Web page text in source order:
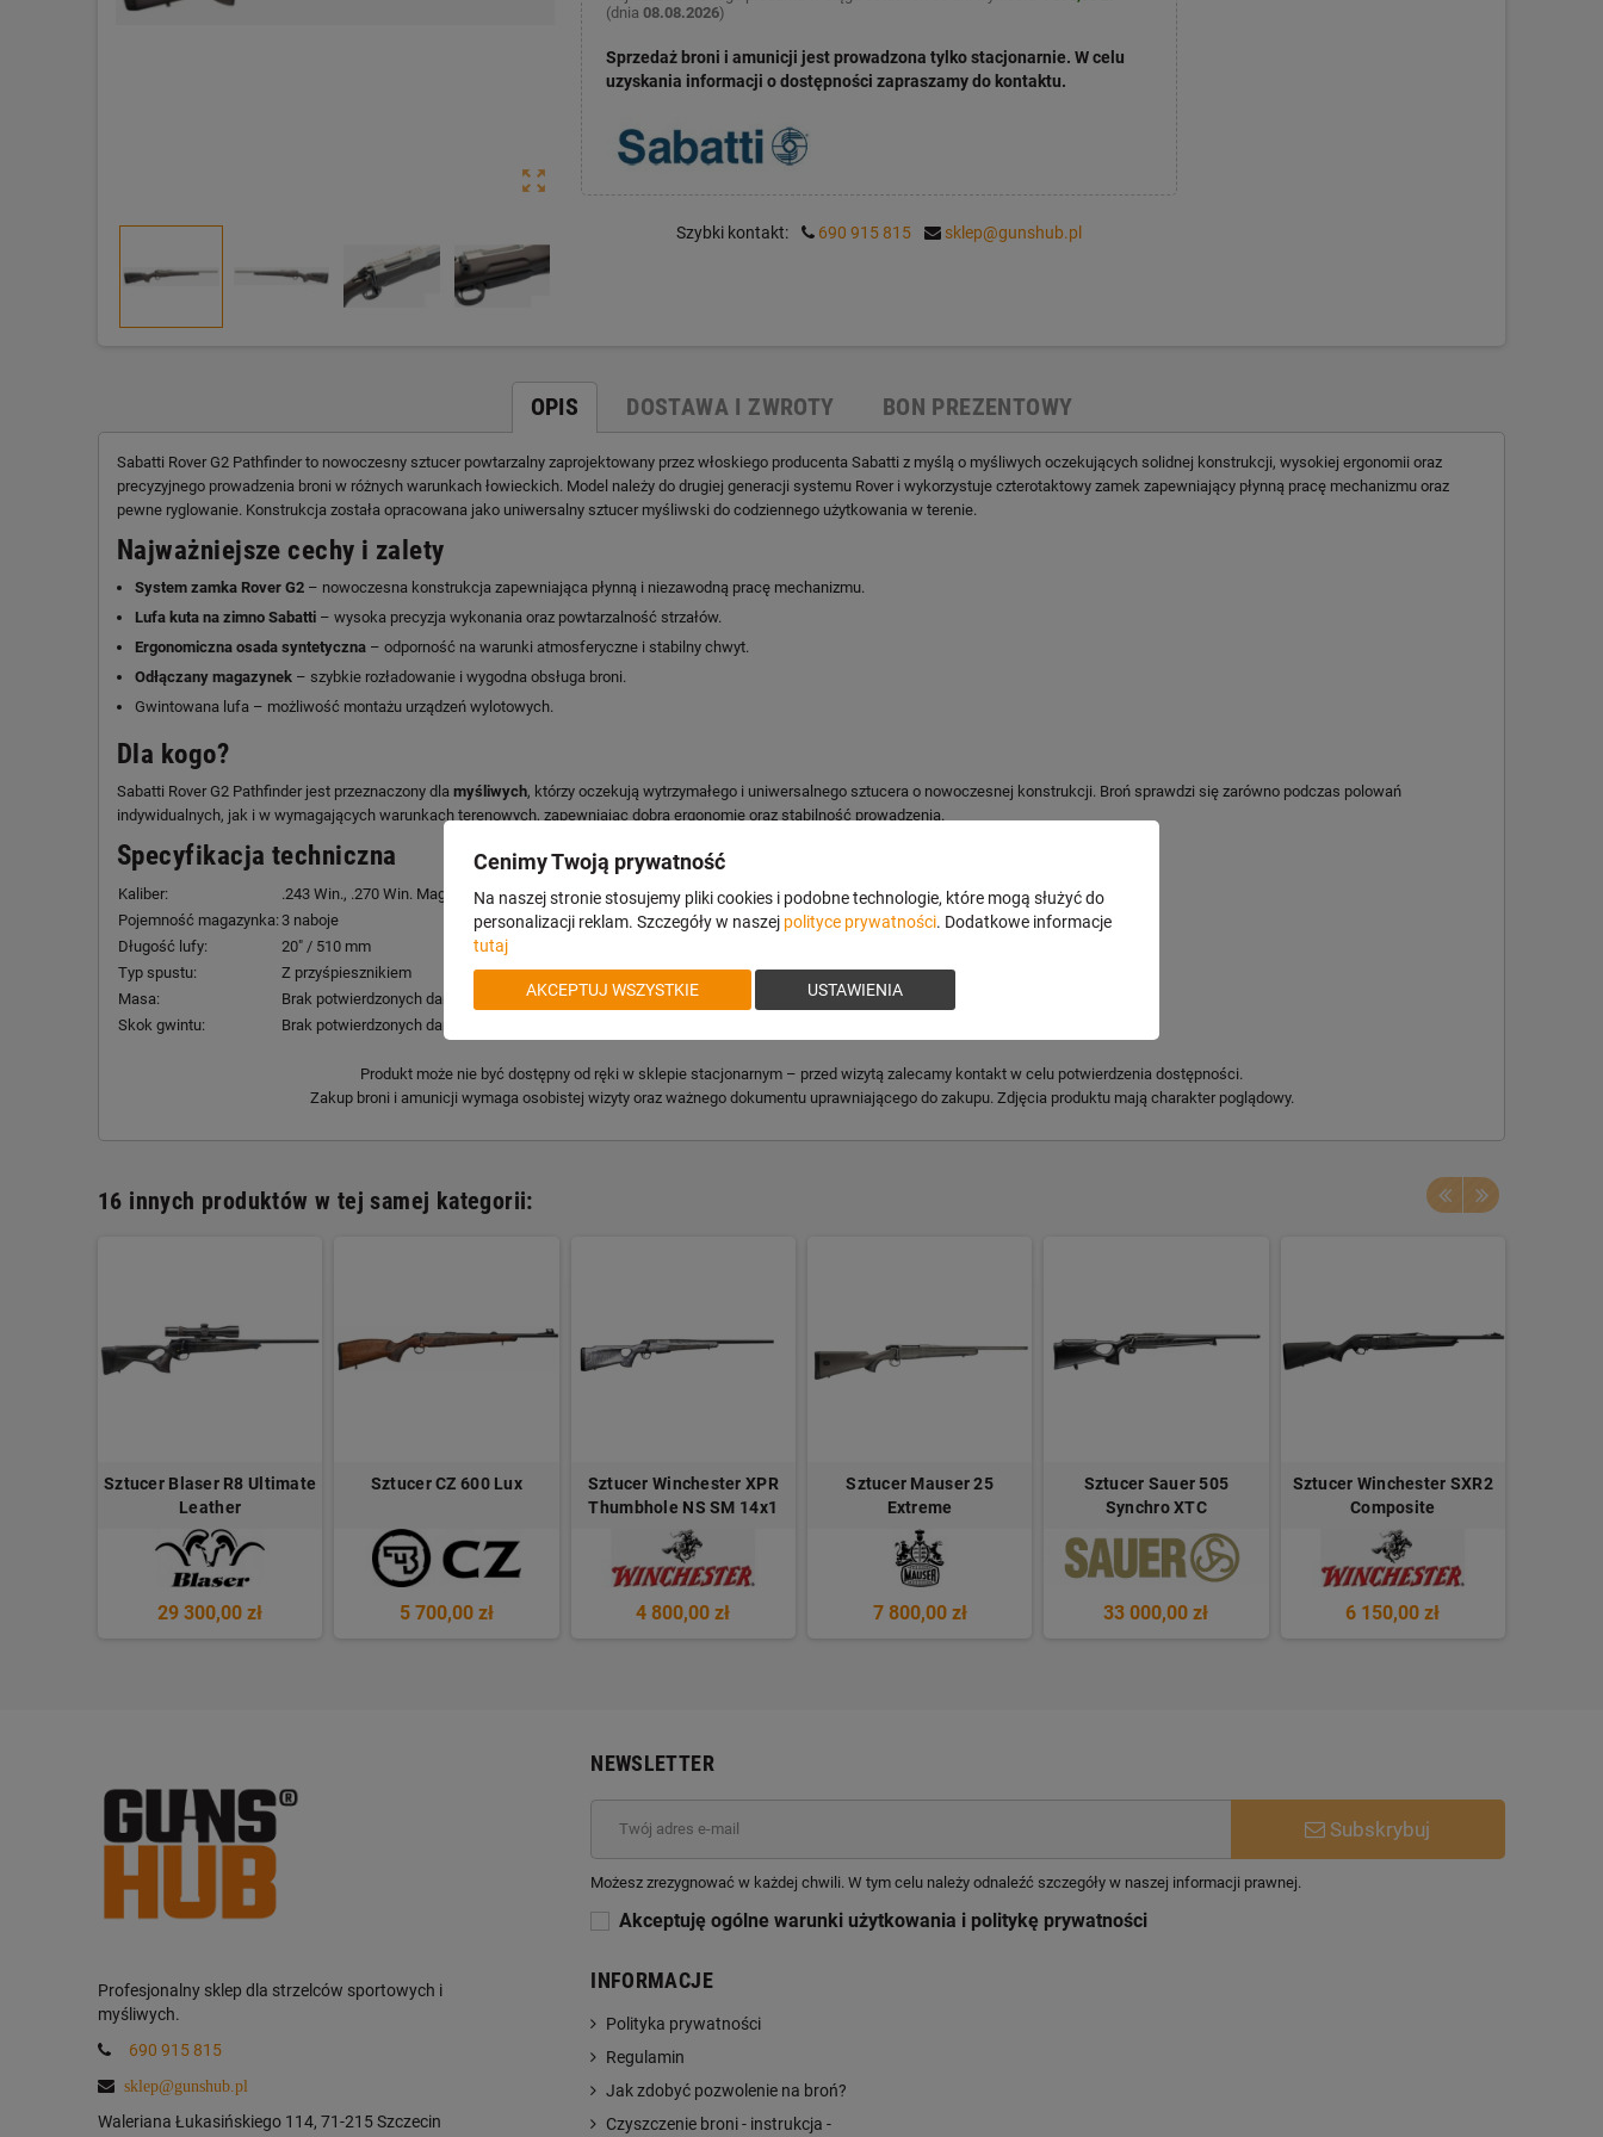
zoom_out_map
(dnia 08.08.2026)
Sprzedaż broni i amunicji jest prowadzona tylko stacjonarnie. W celu
uzyskania informacji o dostępności zapraszamy do kontaktu.
Szybki kontakt: 690 915 815 sklep@gunshub.pl
OPIS DOSTAWA I ZWROTY BON PREZENTOWY
Sabatti Rover G2 Pathfinder to nowoczesny sztucer powtarzalny zaprojektowany przez włoskiego producenta Sabatti z myślą o myśliwych oczekujących solidnej konstrukcji, wysokiej ergonomii oraz
precyzyjnego prowadzenia broni w różnych warunkach łowieckich. Model należy do drugiej generacji systemu Rover i wykorzystuje czterotaktowy zamek zapewniający płynną pracę mechanizmu oraz
pewne ryglowanie. Konstrukcja została opracowana jako uniwersalny sztucer myśliwski do codziennego użytkowania w terenie.
Najważniejsze cechy i zalety
System zamka Rover G2 – nowoczesna konstrukcja zapewniająca płynną i niezawodną pracę mechanizmu.
Lufa kuta na zimno Sabatti – wysoka precyzja wykonania oraz powtarzalność strzałów.
Ergonomiczna osada syntetyczna – odporność na warunki atmosferyczne i stabilny chwyt.
Odłączany magazynek – szybkie rozładowanie i wygodna obsługa broni.
Gwintowana lufa – możliwość montażu urządzeń wylotowych.
Dla kogo?
Sabatti Rover G2 Pathfinder jest przeznaczony dla myśliwych, którzy oczekują wytrzymałego i uniwersalnego sztucera o nowoczesnej konstrukcji. Broń sprawdzi się zarówno podczas polowań
indywidualnych, jak i w wymagających warunkach terenowych, zapewniając dobrą ergonomię oraz stabilność prowadzenia.
Specyfikacja techniczna
Kaliber:
.243 Win., .270 Win. Mag.,.30-06 Springfield,.308 Win.,.300 Win. Mag.,6,5x55SE,7 mm Rem. Mag.,8x57JRS
Pojemność magazynka: 3 naboje
Długość lufy:
20" / 510 mm
Typ spustu:
Z przyśpiesznikiem
Masa:
Brak potwierdzonych danych.
Skok gwintu:
Brak potwierdzonych danych.
Produkt może nie być dostępny od ręki w sklepie stacjonarnym – przed wizytą zalecamy kontakt w celu potwierdzenia dostępności.
Zakup broni i amunicji wymaga osobistej wizyty oraz ważnego dokumentu uprawniającego do zakupu. Zdjęcia produktu mają charakter poglądowy.
16 innych produktów w tej samej kategorii:
Sztucer Blaser R8 Ultimate
Leather
29 300,00 zł
Sztucer CZ 600 Lux
5 700,00 zł
Sztucer Winchester XPR
Thumbhole NS SM 14x1
4 800,00 zł
Sztucer Mauser 25
Extreme
7 800,00 zł
Sztucer Sauer 505
Synchro XTC
33 000,00 zł
Sztucer Winchester SXR2
Composite
6 150,00 zł
Profesjonalny sklep dla strzelców sportowych i
myśliwych.
690 915 815
sklep@gunshub.pl
Waleriana Łukasińskiego 114, 71-215 Szczecin
NEWSLETTER
Subskrybuj
Możesz zrezygnować w każdej chwili. W tym celu należy odnaleźć szczegóły w naszej informacji prawnej.
Akceptuję ogólne warunki użytkowania i politykę prywatności
INFORMACJE
Polityka prywatności
Regulamin
Jak zdobyć pozwolenie na broń?
Czyszczenie broni - instrukcja -
Cenimy Twoją prywatność
Na naszej stronie stosujemy pliki cookies i podobne technologie, które mogą służyć do
personalizacji reklam. Szczegóły w naszej polityce prywatności. Dodatkowe informacje
tutaj
AKCEPTUJ WSZYSTKIE USTAWIENIA